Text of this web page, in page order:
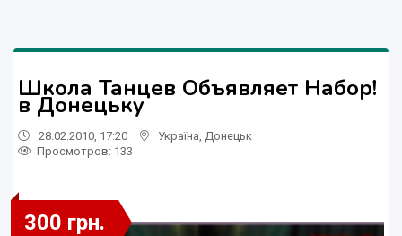
Школа Танцев Объявляет Набор!
в Донецьку
28.02.2010, 17:20 Україна Донецьк
Просмотров: 133
300 грн.